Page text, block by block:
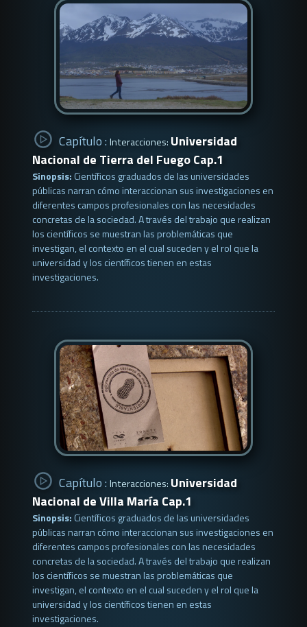
Capítulo : Interacciones: Universidad
Nacional de Tierra del Fuego Cap.1
Sinopsis: Científicos graduados de las universidades
públicas narran cómo interaccionan sus investigaciones en
diferentes campos profesionales con las necesidades
concretas de la sociedad. A través del trabajo que realizan
los científicos se muestran las problemáticas que
investigan, el contexto en el cual suceden y el rol que la
universidad y los científicos tienen en estas
investigaciones.
Capítulo : Interacciones: Universidad
Nacional de Villa María Cap.1
Sinopsis: Científicos graduados de las universidades
públicas narran cómo interaccionan sus investigaciones en
diferentes campos profesionales con las necesidades
concretas de la sociedad. A través del trabajo que realizan
los científicos se muestran las problemáticas que
investigan, el contexto en el cual suceden y el rol que la
universidad y los científicos tienen en estas
investigaciones.